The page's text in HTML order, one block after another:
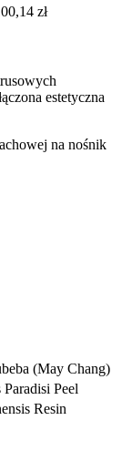
zł
estetyczna
na nośnik
(May Chang)
Paradisi Peel
Resin